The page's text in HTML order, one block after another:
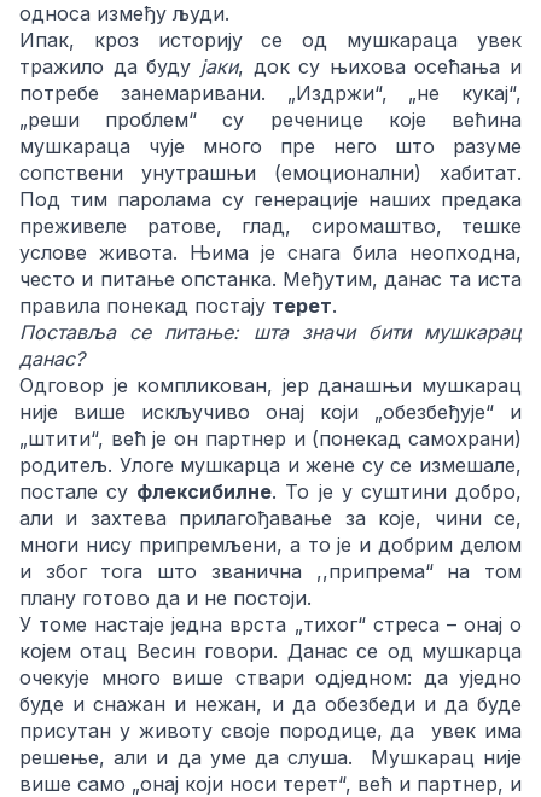
односа између људи.
Ипак, кроз историју се од мушкараца увек
тражило да буду јаки, док су њихова осећања и
потребе занемаривани. „Издржи“, „не кукај“,
„реши проблем“ су реченице које већина
мушкараца чује много пре него што разуме
сопствени унутрашњи (емоционални) хабитат.
Под тим паролама су генерације наших предака
преживеле ратове, глад, сиромаштво, тешке
услове живота. Њима је снага била неопходна,
често и питање опстанка. Међутим, данас та иста
правила понекад постају терет.
Поставља се питање: шта значи бити мушкарац
данас?
Одговор је компликован, јер данашњи мушкарац
није више искључиво онај који „обезбеђује“ и
„штити“, већ је он партнер и (понекад самохрани)
родитељ. Улоге мушкарца и жене су се измешале,
постале су флексибилне. То је у суштини добро,
али и захтева прилагођавање за које, чини се,
многи нису припремљени, а то је и добрим делом
и због тога што званична ,,припрема“ на том
плану готово да и не постоји.
У томе настаје једна врста „тихог“ стреса – онај о
којем отац Весин говори. Данас се од мушкарца
очекује много више ствари одједном: да уједно
буде и снажан и нежан, и да обезбеди и да буде
присутан у животу своје породице, да увек има
решење, али и да уме да слуша. Мушкарац није
више само „онај који носи терет“, већ и партнер, и